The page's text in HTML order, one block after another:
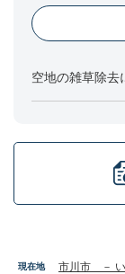
現在地 市川市 － い
空地の雑草除去